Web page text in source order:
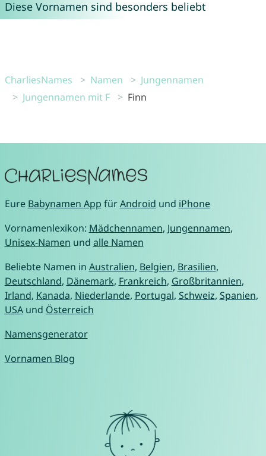
Diese Vornamen sind besonders beliebt
CharliesNames Namen
Jungennamen
Jungennamen mit F
Finn
Eure Babynamen App fürAndroid und iPhone
Vornamenlexikon: Mädchennamen, Jungennamen,
Unisex-Namen und alle Namen
Beliebte Namen in Australien, Belgien, Brasilien,
Deutschland, Dänemark, Frankreich, Großbritannien,
Irland, Kanada, Niederlande, Portugal, Schweiz, Spanien,
USAund Österreich
Namensgenerator
Vornamen Blog